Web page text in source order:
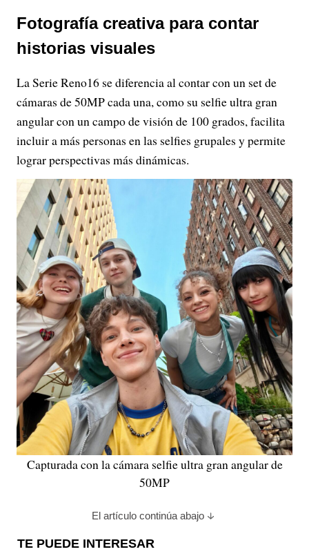
Fotografía creativa para contar
historias visuales
La Serie Reno16 se diferencia al contar con un set de
cámaras de 50MP cada una, como su selfie ultra gran
angular con un campo de visión de 100 grados, facilita
incluir a más personas en las selfies grupales y permite
lograr perspectivas más dinámicas.
Capturada con la cámara selfie ultra gran angular de
50MP
El artículo continúa abajo
TE PUEDE INTERESAR